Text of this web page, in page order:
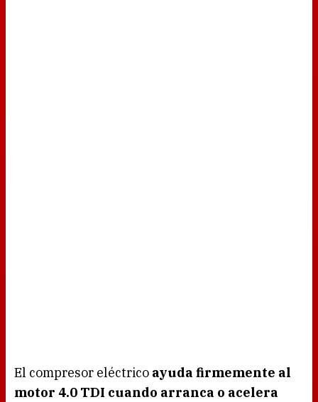
El compresor eléctrico ayuda firmemente al
motor 4.0 TDI cuando arranca o acelera